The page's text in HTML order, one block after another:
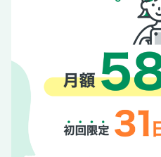
【33】リネンの個性を伸ば
【34】ゴアテックスは正し
【35】カシミアの洗濯を恐
【36】キャンバストートは
える
【37】ベロアはおしゃれ着
物衣類とも長く付き合える
【39】衣替えはアイテム別